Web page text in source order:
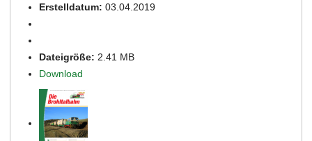
Erstelldatum: 03.04.2019
Dateigröße: 2.41 MB
Download